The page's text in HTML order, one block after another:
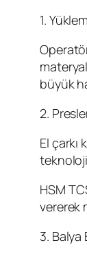
1.
büyük
2.
El çarkı
HSM
vererek
3. Balya